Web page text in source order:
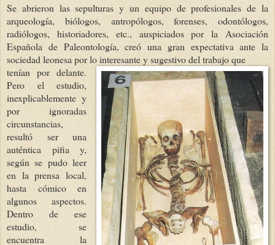
Se abrieron las sepulturas y un equipo de profesionales de la
arqueología, biólogos, antropólogos, forenses, odontólogos,
radiólogos, historiadores, etc., auspiciados por la Asociación
Española de Paleontología, creó una gran expectativa ante la
sociedad leonesa por lo interesante y sugestivo del trabajo que
tenían por delante.
Pero el estudio,
inexplicablemente y
por ignoradas
circunstancias,
resultó ser una
auténtica pifia y,
según se pudo leer
en la prensa local,
hasta cómico en
algunos aspectos.
Dentro de ese
estudio, se
encuentra la